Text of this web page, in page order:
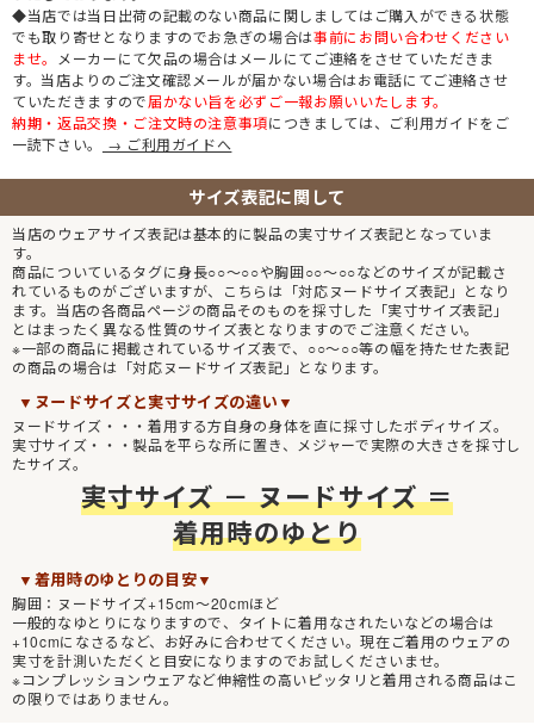
◆当店では当日出荷の記載のない商品に関しましてはご購入ができる状態
でも取り寄せとなりますのでお急ぎの場合は事前にお問い合わせください
ませ。
メーカーにて欠品の場合はメールにてご連絡をさせていただきま
す。当店よりのご注文確認メールが届かない場合はお電話にてご連絡させ
ていただきますので届かない旨を必ずご一報お願いいたします。
納期・返品交換・ご注文時の注意事項につきましては、ご利用ガイドをご
一読下さい。
→ ご利用ガイドへ
サイズ表記に関して
当店のウェアサイズ表記は基本的に製品の実寸サイズ表記となっていま
す。
商品についているタグに身長○○～○○や胸囲○○～○○などのサイズが記載さ
れているものがございますが、こちらは「対応ヌードサイズ表記」となり
ます。当店の各商品ページの商品そのものを採寸した「実寸サイズ表記」
とはまったく異なる性質のサイズ表となりますのでご注意ください。
※一部の商品に掲載されているサイズ表で、○○～○○等の幅を持たせた表記
の商品の場合は「対応ヌードサイズ表記」となります。
▼ヌードサイズと実寸サイズの違い▼
ヌードサイズ・・・着用する方自身の身体を直に採寸したボディサイズ。
実寸サイズ・・・製品を平らな所に置き、メジャーで実際の大きさを採寸し
たサイズ。
実寸サイズ － ヌードサイズ ＝
着用時のゆとり
▼着用時のゆとりの目安▼
胸囲：ヌードサイズ+15cm～20cmほど
一般的なゆとりになりますので、タイトに着用なされたいなどの場合は
+10cmになさるなど、お好みに合わせてください。現在ご着用のウェアの
実寸を計測いただくと目安になりますのでお試しくださいませ。
※コンプレッションウェアなど伸縮性の高いピッタリと着用される商品はこ
の限りではありません。